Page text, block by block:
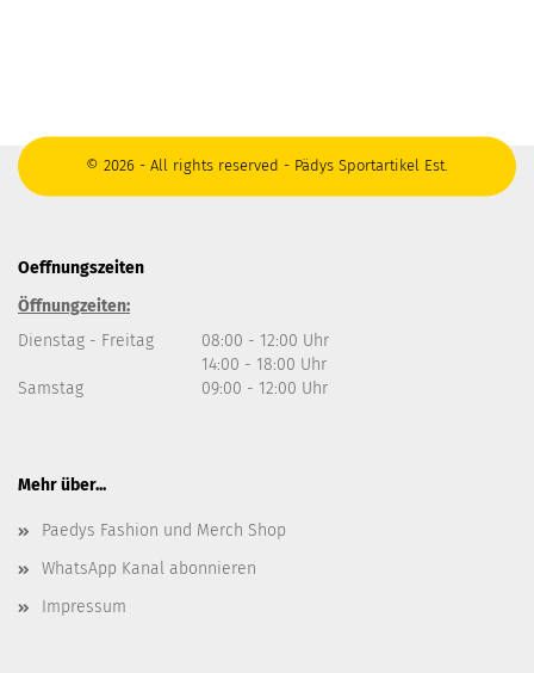
© 2026 - All rights reserved - Pädys Sportartikel Est.
Oeffnungszeiten
Öffnungzeiten:
Dienstag - Freitag
08:00 - 12:00 Uhr
14:00 - 18:00 Uhr
Samstag
09:00 - 12:00 Uhr
Mehr über...
Paedys Fashion und Merch Shop
WhatsApp Kanal abonnieren
Impressum